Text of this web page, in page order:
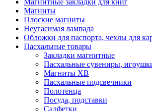
Магнитные закладки для книг
Магниты
Плоские магниты
Неугасимая лампада
Обложки для паспорта, чехлы для
Пасхальные товары
Закладки магнитные
Пасхальные сувениры,
Магниты ХВ
Пасхальные подсвечники
Полотенца
Посуда, подставки
Салфетки